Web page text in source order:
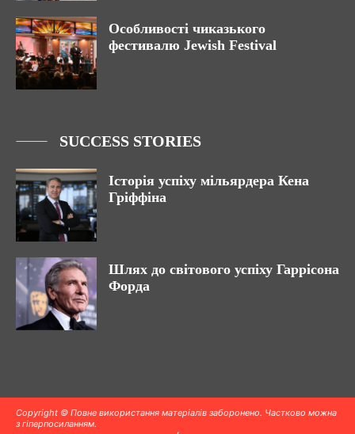
Особливості чиказького
фестивалю Jewish Festival
SUCCESS STORIES
Історія успіху мільярдера Кена
Гріффіна
Шлях до світового успіху Гаррісона
Форда
Copyright © Повне використання матеріалів заборонено. Частково можна
з гіперпосиланням.